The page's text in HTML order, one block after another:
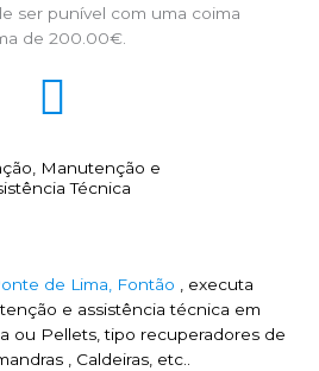
ser punível com uma coima
de 200.00€.
Manutenção e
Técnica
de Lima, Fontão , executa
e assistência técnica em
ou Pellets, tipo recuperadores de
, Caldeiras, etc..